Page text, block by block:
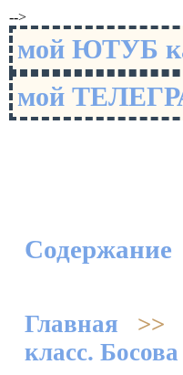
-->
мой ЮТУБ
мой
Содержание
Главная >>
класс. Босова